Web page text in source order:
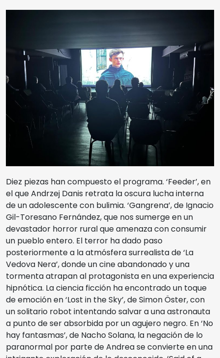
Diez piezas han compuesto el programa. ‘Feeder’, en
el que Andrzej Danis retrata la oscura lucha interna
de un adolescente con bulimia. ‘Gangrena’, de Ignacio
Gil-Toresano Fernández, que nos sumerge en un
devastador horror rural que amenaza con consumir
un pueblo entero. El terror ha dado paso
posteriormente a la atmósfera surrealista de ‘La
Vedova Nera’, donde un cine abandonado y una
tormenta atrapan al protagonista en una experiencia
hipnótica. La ciencia ficción ha encontrado un toque
de emoción en ‘Lost in the Sky’, de Simon Öster, con
un solitario robot intentando salvar a una astronauta
a punto de ser absorbida por un agujero negro. En ‘No
hay fantasmas’, de Nacho Solana, la negación de lo
paranormal por parte de Andrea se convierte en una